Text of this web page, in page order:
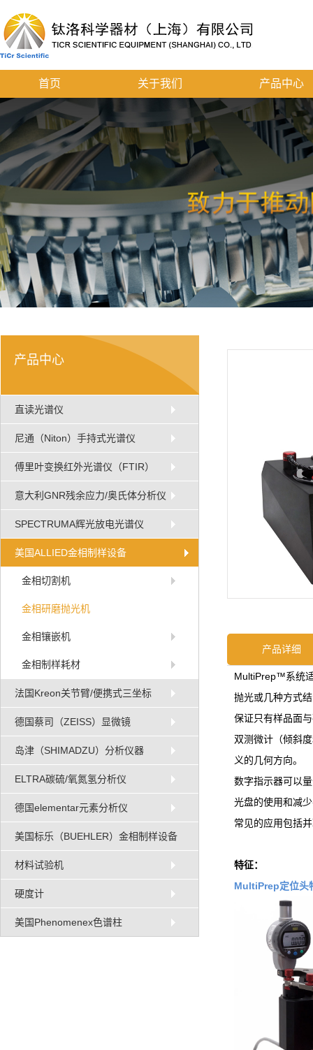
首页 关于我们 产品中心
产品中心
直读光谱仪
尼通（Niton）手持式光谱仪
傅里叶变换红外光谱仪（FTIR）
意大利GNR残余应力/奥氏体分析仪
SPECTRUMA辉光放电光谱仪
美国ALLIED金相制样设备
金相切割机
金相研磨抛光机
金相镶嵌机
金相制样耗材
法国Kreon关节臂/便携式三坐标
德国蔡司（ZEISS）显微镜
岛津（SHIMADZU）分析仪器
ELTRA碳硫/氧氮氢分析仪
德国elementar元素分析仪
美国标乐（BUEHLER）金相制样设备
材料试验机
硬度计
美国Phenomenex色谱柱
产品详细
MultiPrep™系统
抛光或几种方式
保证只有样品面
双测微计（倾斜
义的几何方向。
数字指示器可以
光盘的使用和减
常见的应用包括
特征：
MultiPrep定位头